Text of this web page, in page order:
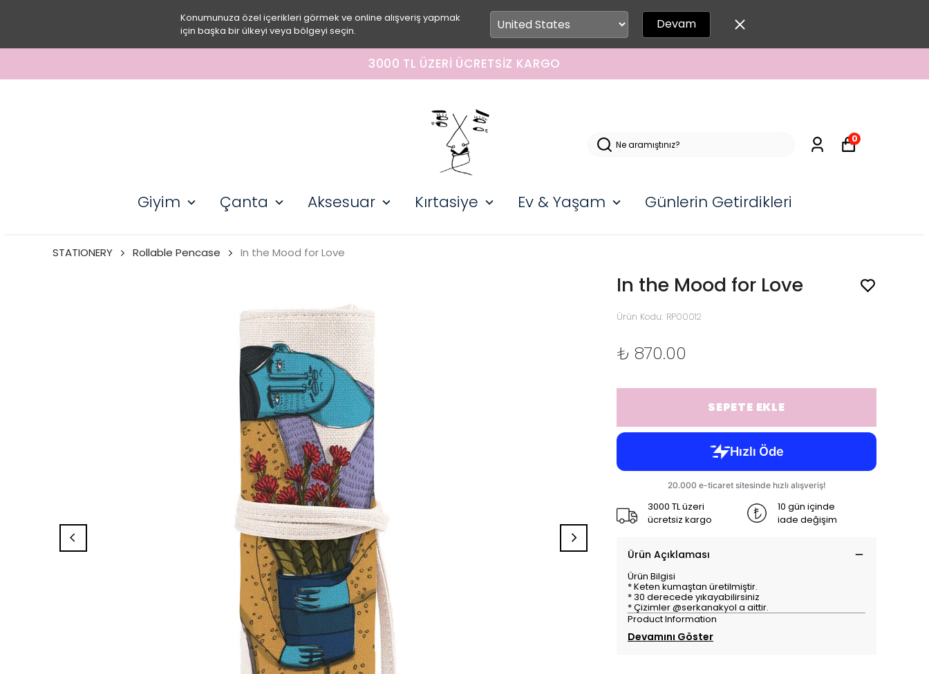
Konumunuza özel içerikleri görmek ve online alışveriş yapmak
için başka bir ülkeyi veya bölgeyi seçin.
Devam
3000 TL ÜZERI ÜCRETSIZ KARGO
Giyim Çanta Aksesuar Kırtasiye Ev & Yaşam Günlerin Getirdikleri
0
STATIONERY Rollable Pencase In the Mood for Love
In the Mood for Love
Ürün Kodu: RP00012
₺ 870.00
SEPETE EKLE
3000 TL üzeri
ücretsiz kargo
10 gün içinde
iade değişim
Ürün Açıklaması
Ürün Bilgisi
* Keten kumaştan üretilmiştir.
* 30 derecede yıkayabilirsiniz
* Çizimler @serkanakyol a aittir.
Product Information
Devamını Göster